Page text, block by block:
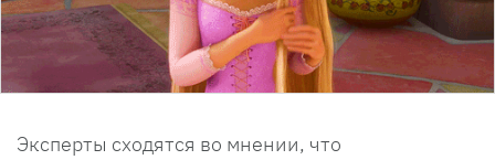
Эксперты сходятся во мнении, что